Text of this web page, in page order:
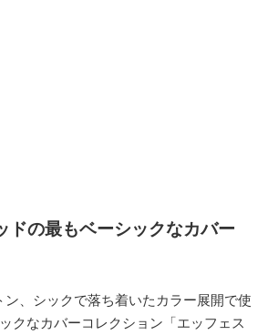
ドの最もベーシックなカバー
ン、シックで落ち着いたカラー展開で使
クなカバーコレクション「エッフェス